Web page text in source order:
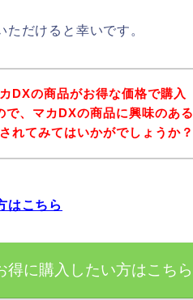
だけると幸いです。
DXの商品がお得な価格で購入
、マカDXの商品に興味のある
れてみてはいかがでしょうか？
はこちら
得に購入したい方はこちら